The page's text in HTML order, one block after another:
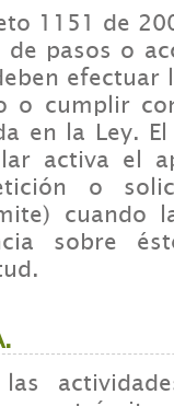
1151 de
pasos o
efectuar
o cumplir
en la Ley.
activa el
o
cuando
sobre
las